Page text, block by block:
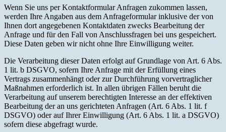
Wenn Sie uns per Kontaktformular Anfragen zukommen lassen,
werden Ihre Angaben aus dem Anfrageformular inklusive der von
Ihnen dort angegebenen Kontaktdaten zwecks Bearbeitung der
Anfrage und für den Fall von Anschlussfragen bei uns gespeichert.
Diese Daten geben wir nicht ohne Ihre Einwilligung weiter.
Die Verarbeitung dieser Daten erfolgt auf Grundlage von Art. 6 Abs.
1 lit. b DSGVO, sofern Ihre Anfrage mit der Erfüllung eines
Vertrags zusammenhängt oder zur Durchführung vorvertraglicher
Maßnahmen erforderlich ist. In allen übrigen Fällen beruht die
Verarbeitung auf unserem berechtigten Interesse an der effektiven
Bearbeitung der an uns gerichteten Anfragen (Art. 6 Abs. 1 lit. f
DSGVO) oder auf Ihrer Einwilligung (Art. 6 Abs. 1 lit. a DSGVO)
sofern diese abgefragt wurde.